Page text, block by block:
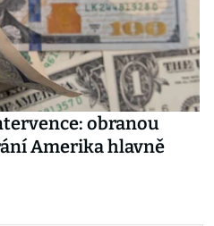
obranou
Amerika hlavně